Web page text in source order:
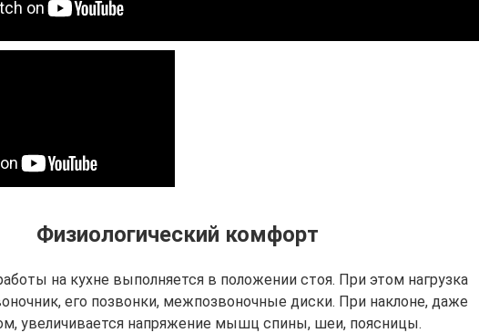
Физиологический комфорт
на кухне выполняется в положении стоя. При этом нагрузка
его позвонки, межпозвоночные диски. При наклоне, даже
увеличивается напряжение мышц спины, шеи, поясницы.